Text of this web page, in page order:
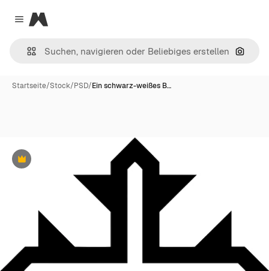
Close menu
Magnific
Nach
Startseite/Stock/PSD/Ein schwarz-weißes B…
Premium